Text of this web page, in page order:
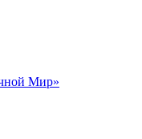
Мир»